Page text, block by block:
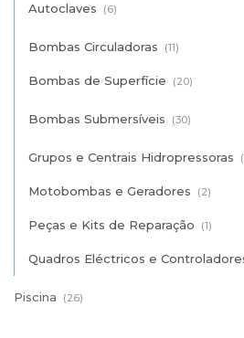
Autoclaves (6)
Bombas Circuladoras (11)
Bombas de Superfície (20)
Bombas Submersíveis (30)
Grupos e Centrais Hidropressoras
Motobombas e Geradores (2)
Peças e Kits de Reparação (1)
Quadros Eléctricos e
Piscina (26)